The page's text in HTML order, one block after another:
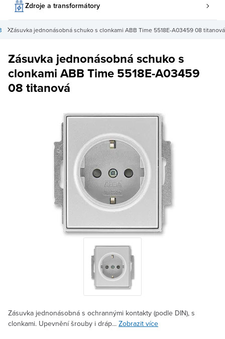
Zdroje a transformátory
Zásuvka jednonásobná schuko s clonkami ABB Time 5518E-A03459 08 titanová
Zásuvka jednonásobná schuko s
clonkami ABB Time 5518E-A03459
08 titanová
Zásuvka jednonásobná s ochrannými kontakty (podle DIN), s
clonkami. Upevnění šrouby i dráp... Zobrazit více